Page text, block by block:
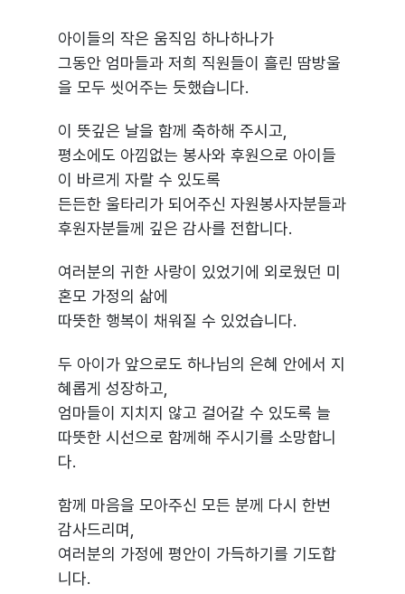
아이들의 작은 움직임 하나하나가
그동안 엄마들과 저희 직원들이 흘린 땀방울
을 모두 씻어주는 듯했습니다.
이 뜻깊은 날을 함께 축하해 주시고,
평소에도 아낌없는 봉사와 후원으로 아이들
이 바르게 자랄 수 있도록
든든한 울타리가 되어주신 자원봉사자분들과
후원자분들께 깊은 감사를 전합니다.
여러분의 귀한 사랑이 있었기에 외로웠던 미
혼모 가정의 삶에
따뜻한 행복이 채워질 수 있었습니다.
두 아이가 앞으로도 하나님의 은혜 안에서 지
혜롭게 성장하고,
엄마들이 지치지 않고 걸어갈 수 있도록 늘
따뜻한 시선으로 함께해 주시기를 소망합니
다.
함께 마음을 모아주신 모든 분께 다시 한번
감사드리며,
여러분의 가정에 평안이 가득하기를 기도합
니다.